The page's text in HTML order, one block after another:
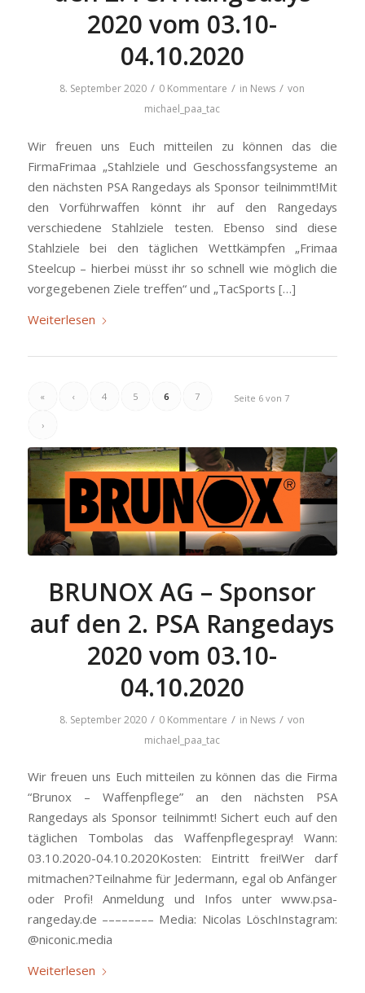
2020 vom 03.10-
04.10.2020
8. September 2020 / 0 Kommentare / in News / von
michael_paa_tac
Wir freuen uns Euch mitteilen zu können das die
FirmaFrimaa „Stahlziele und Geschossfangsysteme an
den nächsten PSA Rangedays als Sponsor teilnimmt!Mit
den Vorführwaffen könnt ihr auf den Rangedays
verschiedene Stahlziele testen. Ebenso sind diese
Stahlziele bei den täglichen Wettkämpfen „Frimaa
Steelcup – hierbei müsst ihr so schnell wie möglich die
vorgegebenen Ziele treffen“ und „TacSports […]
Weiterlesen
Seite 6 von 7
« ‹ 4 5 6 7
›
BRUNOX AG – Sponsor
auf den 2. PSA Rangedays
2020 vom 03.10-
04.10.2020
8. September 2020 / 0 Kommentare / in News / von
michael_paa_tac
Wir freuen uns Euch mitteilen zu können das die Firma
“Brunox – Waffenpflege” an den nächsten PSA
Rangedays als Sponsor teilnimmt! Sichert euch auf den
täglichen Tombolas das Waffenpflegespray! Wann:
03.10.2020-04.10.2020Kosten: Eintritt frei!Wer darf
mitmachen?Teilnahme für Jedermann, egal ob Anfänger
oder Profi! Anmeldung und Infos unter www.psa-
rangeday.de –––––––– Media: Nicolas LöschInstagram:
@niconic.media
Weiterlesen